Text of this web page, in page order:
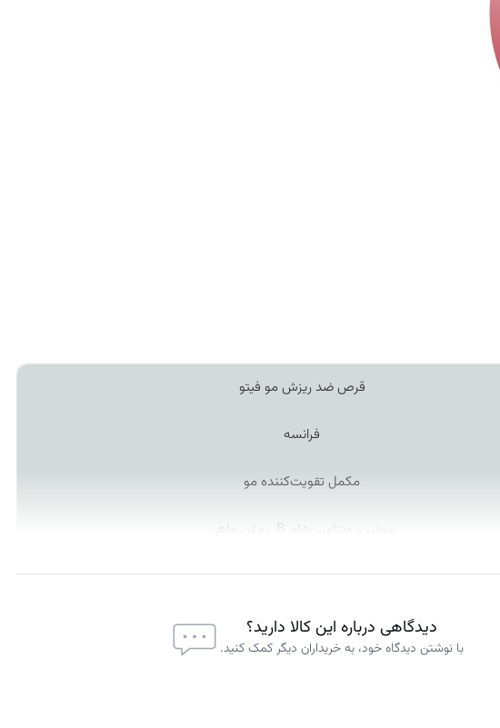
قرص ضد ریزش مو فیتو
فرانسه
مکمل تقویت‌کننده مو
بیوتین، ویتامین‌های B، روغن ماهی
تقویت ریشه مو و بهبود رشد
افزایش استحکام و کاهش ریزش
دیدگاهی درباره این کالا دارید؟
با نوشتن دیدگاه خود، به خریداران دیگر کمک کنید.